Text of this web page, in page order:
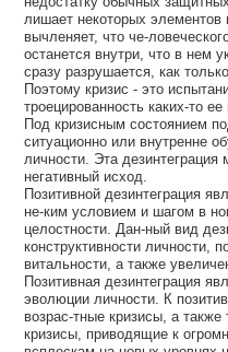
лишает некоторых
вычленяет, что че-
останется внутри, что в нем
сразу разрушается, как
Поэтому кризис - это
троецированность каких-то
Под кризисным состоянием
ситуационно или внутренне
личности. Эта
негативный исход.
Позитивной дезинтеграция
не-ким условием и шагом в
целостности. Дан-ный вид
конструктивности личности,
витальности, а также
Позитивная дезинтеграция
эволюции личности. К
возрас-тные кризисы, а
кризисы, приводящие к